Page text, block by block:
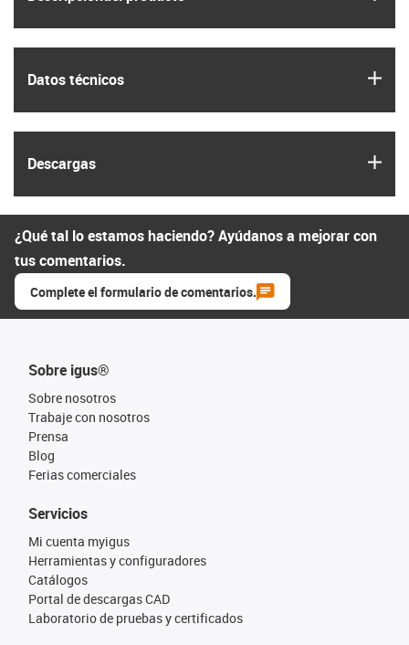
Datos técnicos
Descargas
¿Qué tal lo estamos haciendo? Ayúdanos a mejorar con
tus comentarios.
Complete el formulario de comentarios.
Sobre igus®
Sobre nosotros
Trabaje con nosotros
Prensa
Blog
Ferias comerciales
Servicios
Mi cuenta myigus
Herramientas y configuradores
Catálogos
Portal de descargas CAD
Laboratorio de pruebas y certificados